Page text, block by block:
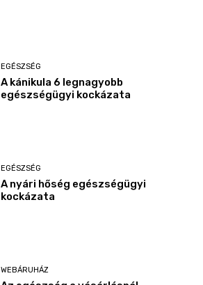
EGÉSZSÉG
A kánikula 6 legnagyobb
egészségügyi kockázata
EGÉSZSÉG
A nyári hőség egészségügyi
kockázata
WEBÁRUHÁZ